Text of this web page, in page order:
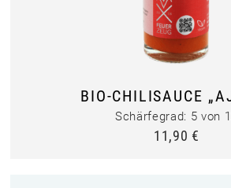
BIO-CHILISAUCE
Schärfegrad: 5 von
11,90 €